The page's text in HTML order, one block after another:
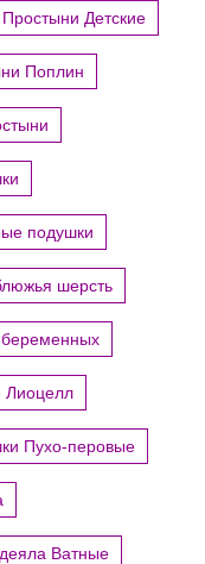
Простыни Детские
Поплин
подушки
шерсть
Лиоцелл
Пухо-перовые
Ватные